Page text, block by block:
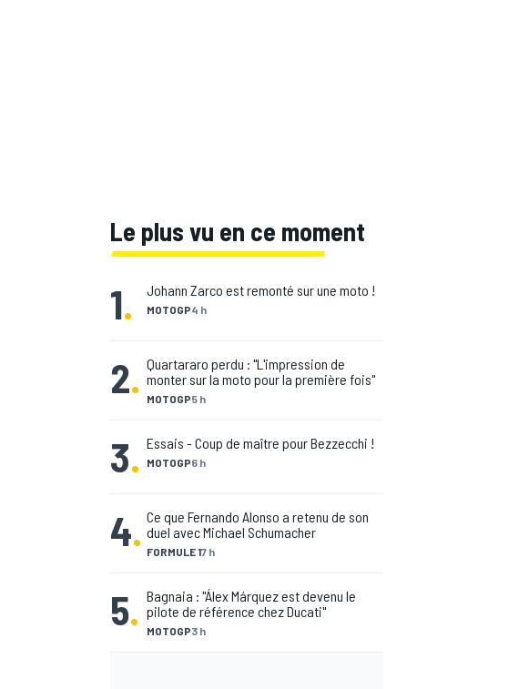
Le plus vu en ce moment
1. MOTOGP4 h
Johann Zarco est remonté sur une moto !
2. MOTOGP5 h
Quartararo perdu : "L'impression de
monter sur la moto pour la première fois"
3. MOTOGP6 h
Essais - Coup de maître pour Bezzecchi !
4. FORMULE 17 h
Ce que Fernando Alonso a retenu de son
duel avec Michael Schumacher
5. MOTOGP3 h
Bagnaia : "Álex Márquez est devenu le
pilote de référence chez Ducati"